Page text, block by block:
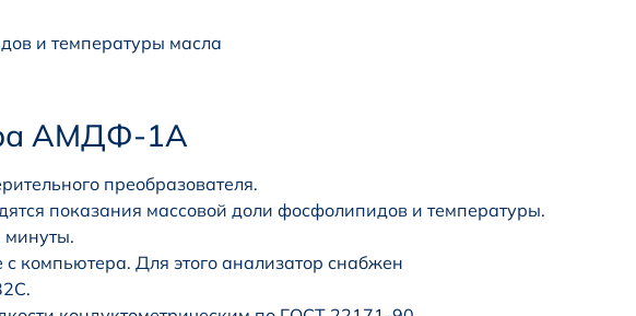
и температуры масла
АМДФ-1А
преобразователя.
показания массовой доли фосфолипидов и температуры.
минуты.
компьютера. Для этого анализатор снабжен